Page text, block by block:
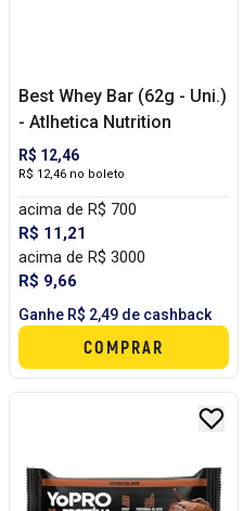
Best Whey Bar (62g - Uni.)
- Atlhetica Nutrition
R$ 12,46
R$ 12,46 no boleto
acima de R$ 700
R$ 11,21
acima de R$ 3000
R$ 9,66
Ganhe R$ 2,49 de cashback
COMPRAR